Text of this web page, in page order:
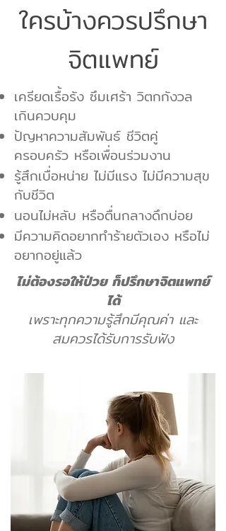
ใครบ้างควรปรึกษา
จิตแพทย์
เครียดเรื้อรัง ซึมเศร้า วิตกกังวล
เกินควบคุม
ปัญหาความสัมพันธ์ ชีวิตคู่
ครอบครัว หรือเพื่อนร่วมงาน
รู้สึกเบื่อหน่าย ไม่มีแรง ไม่มีความสุข
กับชีวิต
นอนไม่หลับ หรือตื่นกลางดึกบ่อย
มีความคิดอยากทำร้ายตัวเอง หรือไม่
อยากอยู่แล้ว
ไม่ต้องรอให้ป่วย ก็ปรึกษาจิตแพทย์
ได้
เพราะทุกความรู้สึกมีคุณค่า และ
สมควรได้รับการรับฟัง